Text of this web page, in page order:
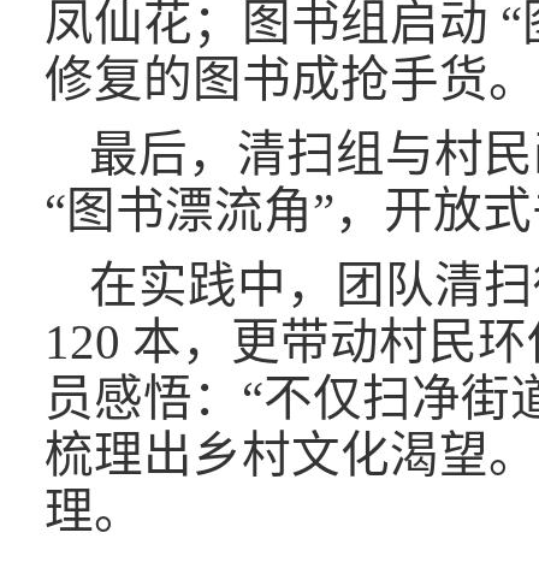
凤仙花；图书组启动
修复的图书成抢手货。
最后，清扫组与村
“图书漂流角”，开放
在实践中，团队清
120 本，更带动村民
员感悟：“不仅扫净
梳理出乡村文化渴望
理。